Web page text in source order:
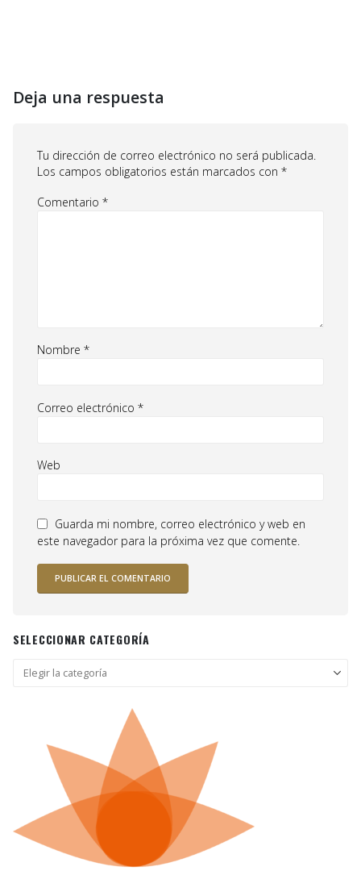
Deja una respuesta
Tu dirección de correo electrónico no será publicada.
Los campos obligatorios están marcados con *
Comentario *
Nombre *
Correo electrónico *
Web
Guarda mi nombre, correo electrónico y web en
este navegador para la próxima vez que comente.
SELECCIONAR CATEGORÍA
Seleccionar
categoría